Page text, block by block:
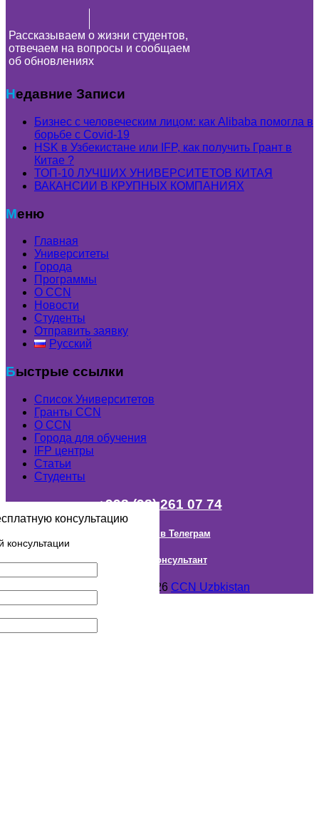
Рассказываем о жизни студентов,
отвечаем на вопросы и сообщаем
об обновлениях
Недавние Записи
Бизнес с человеческим лицом: как Alibaba помогла в
борьбе с Covid-19
HSK в Узбекистане или IFP, как получить Грант в
Китае ?
ТОП-10 ЛУЧШИХ УНИВЕРСИТЕТОВ КИТАЯ
ВАКАНСИИ В КРУПНЫХ КОМПАНИЯХ
Меню
Главная
Университеты
Города
Программы
О CCN
Новости
Студенты
Отправить заявку
Русский
Быстрые ссылки
Список Университетов
Гранты ССN
О ССN
Города для обучения
IFP центры
Статьи
Студенты
+998 (98) 261 07 74
Наш канал в Телеграм
Онлайн Консультант
Авторское право © 2018- 2026 CCN Uzbkistan
консультацию
консультации